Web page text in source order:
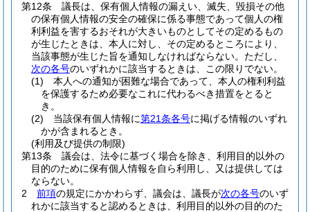
第12条
議長は、保有個人情報の漏えい、滅失、毀損その他
の保有個人情報の安全の確保に係る事態であって個人の権
利利益を害するおそれが大きいものとしてその定めるもの
が生じたときは、本人に対し、その定めるところにより、
当該事態が生じた旨を通知しなければならない。 ただし、
次の各号のいずれかに該当するときは、この限りでない。
(1)
本人への通知が困難な場合であって、本人の権利利益
を保護するため必要なこれに代わるべき措置をとると
き。
(2)
当該保有個人情報に第21条各号に掲げる情報のいずれ
かが含まれるとき。
(利用及び提供の制限)
第13条
議会は、法令に基づく場合を除き、利用目的以外の
目的のために保有個人情報を自ら利用し、又は提供しては
ならない。
2
前項の規定にかかわらず、議会は、議長が次の各号のいず
れかに該当すると認めるときは、利用目的以外の目的のた